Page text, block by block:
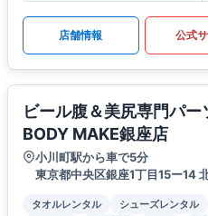
店舗情報 公式
ビール腹＆美尻専門パ
BODY MAKE銀座店
小川町駅から車で5分
東京都中央区銀座1丁目15ー14
タオルレンタル シューズレンタル